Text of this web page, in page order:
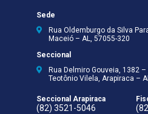
Sede
Rua Oldemburgo da Silva
Maceió – AL, 57055-320
Seccional
Rua Delmiro Gouveia, 1382
Teotônio Vilela, Arapiraca –
Seccional Arapiraca
(82) 3521-5046